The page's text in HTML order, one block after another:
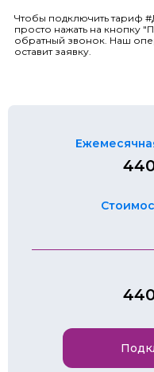
Чтобы подключить тариф
просто нажать на кнопку
обратный звонок. Наш
оставит заявку.